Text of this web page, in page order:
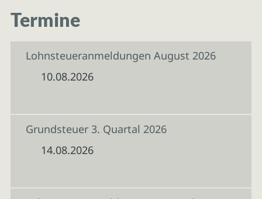
Termine
Lohnsteueranmeldungen August 2026
10.08.2026
Grundsteuer 3. Quartal 2026
14.08.2026